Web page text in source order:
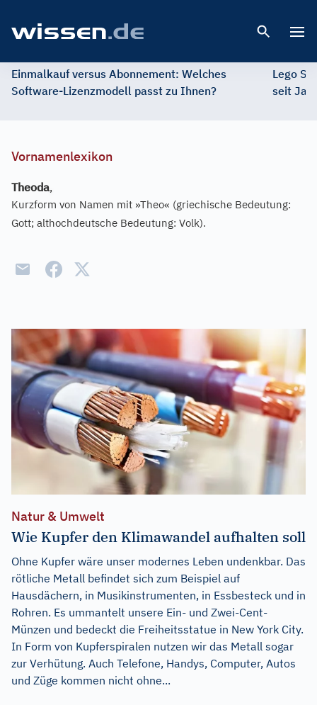
Einmalkauf versus Abonnement: Welches
Software-Lizenzmodell passt zu Ihnen?
Lego
seit
Vornamenlexikon
Theoda,
Kurzform von Namen mit »Theo« (griechische Bedeutung:
Gott; althochdeutsche Bedeutung: Volk).
Natur & Umwelt
Wie Kupfer den Klimawandel aufhalten soll
Ohne Kupfer wäre unser modernes Leben undenkbar. Das
rötliche Metall befindet sich zum Beispiel auf
Hausdächern, in Musikinstrumenten, in Essbesteck und in
Rohren. Es ummantelt unsere Ein- und Zwei-Cent-
Münzen und bedeckt die Freiheitsstatue in New York City.
In Form von Kupferspiralen nutzen wir das Metall sogar
zur Verhütung. Auch Telefone, Handys, Computer, Autos
und Züge kommen nicht ohne...